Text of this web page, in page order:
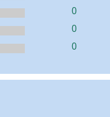
0
0
0